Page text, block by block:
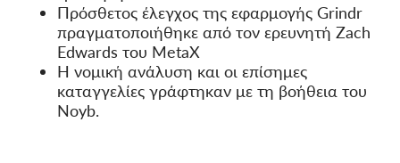
Πρόσθετος έλεγχος της εφαρμογής Grindr
πραγματοποιήθηκε από τον ερευνητή Zach
Edwards του MetaX
Η νομική ανάλυση και οι επίσημες
καταγγελίες γράφτηκαν με τη βοήθεια του
Noyb.